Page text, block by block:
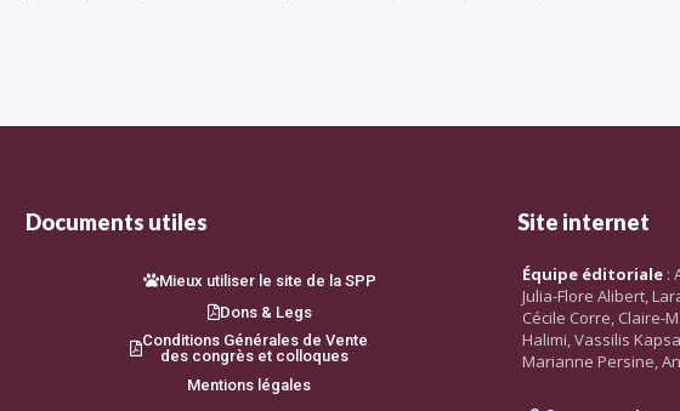
Documents utiles
Mieux utiliser le site de la SPP
Dons & Legs
Conditions Générales de Vente
des congrès et colloques
Mentions légales
Site internet
Équipe éditoriale :
Julia-Flore Alibert,
Cécile Corre, Claire-
Halimi, Vassilis
Marianne Persine,